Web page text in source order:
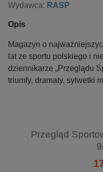
Wydawca: RASP
Opis
Magazyn o
lat ze sportu polskiego i
dziennikarze „Przeglądu
triumfy, dramaty, sylwetki
Przegląd